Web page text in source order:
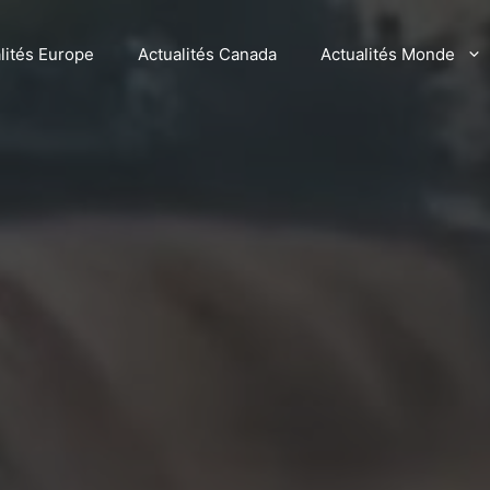
Europe Actualités Canada Actualités Monde